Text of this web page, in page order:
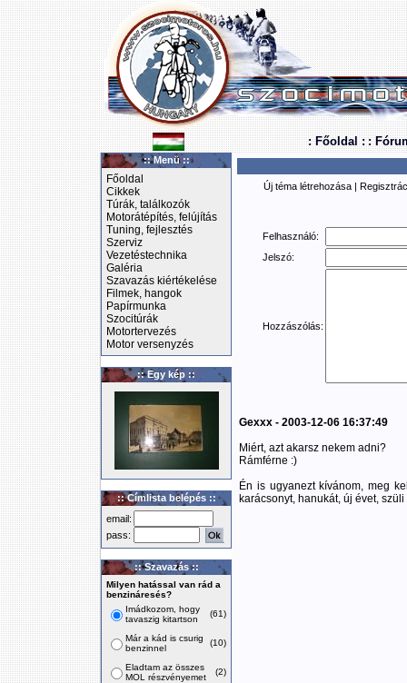
: Főoldal : :
:: Menü ::
Főoldal
Cikkek
Túrák, találkozók
Motorátépítés, felújítás
Tuning, fejlesztés
Szerviz
Vezetéstechnika
Galéria
Szavazás kiértékelése
Filmek, hangok
Papírmunka
Szocitúrák
Motortervezés
Motor versenyzés
:: Egy kép ::
:: Címlista belépés ::
email:
pass:
:: Szavazás ::
Milyen hatással van rád a
benzináresés?
Imádkozom, hogy
tavaszig kitartson
(61)
Már a kád is csurig
benzinnel
(10)
Eladtam az összes
MOL részvényemet
(2)
Új téma létrehozása |
Felhasználó:
Jelszó:
Hozzászólás:
Gexxx - 2003-12-06 16:37:49
Miért, azt akarsz nekem adni?
Rámférne :)
Én is ugyanezt kívánom, meg
karácsonyt, hanukát, új évet,